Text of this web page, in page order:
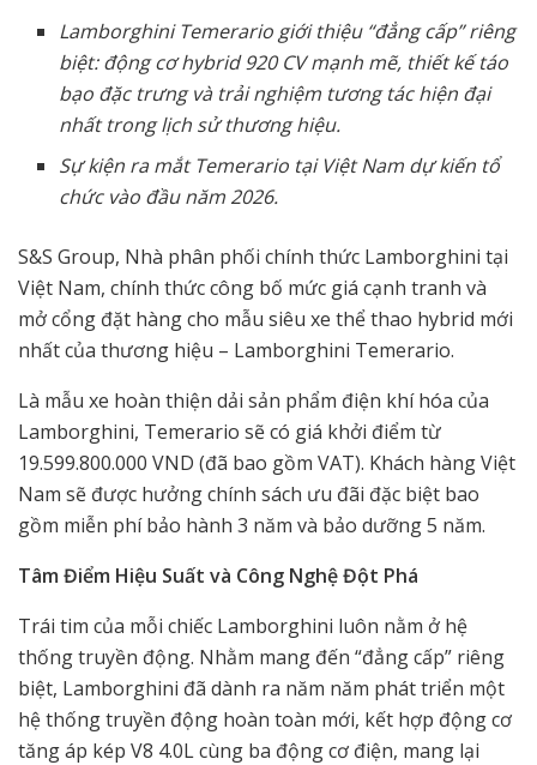
Lamborghini Temerario giới thiệu “đẳng cấp” riêng
biệt: động cơ hybrid 920 CV mạnh mẽ, thiết kế táo
bạo đặc trưng và trải nghiệm tương tác hiện đại
nhất trong lịch sử thương hiệu.
Sự kiện ra mắt Temerario tại Việt Nam dự kiến tổ
chức vào đầu năm 2026.
S&S Group, Nhà phân phối chính thức Lamborghini tại
Việt Nam, chính thức công bố mức giá cạnh tranh và
mở cổng đặt hàng cho mẫu siêu xe thể thao hybrid mới
nhất của thương hiệu – Lamborghini Temerario.
Là mẫu xe hoàn thiện dải sản phẩm điện khí hóa của
Lamborghini, Temerario sẽ có giá khởi điểm từ
19.599.800.000 VND (đã bao gồm VAT). Khách hàng Việt
Nam sẽ được hưởng chính sách ưu đãi đặc biệt bao
gồm miễn phí bảo hành 3 năm và bảo dưỡng 5 năm.
Tâm Điểm Hiệu Suất và Công Nghệ Đột Phá
Trái tim của mỗi chiếc Lamborghini luôn nằm ở hệ
thống truyền động. Nhằm mang đến “đẳng cấp” riêng
biệt, Lamborghini đã dành ra năm năm phát triển một
hệ thống truyền động hoàn toàn mới, kết hợp động cơ
tăng áp kép V8 4.0L cùng ba động cơ điện, mang lại